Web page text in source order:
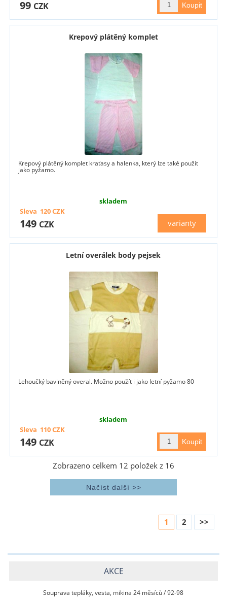
99 CZK
Krepový plátěný komplet
Krepový plátěný komplet kraťasy a halenka, který lze také použít
jako pyžamo.
skladem
varianty
149 CZK
Sleva 120CZK
Letní overálek body pejsek
Lehoučký bavlněný overal. Možno použít i jako letní pyžamo 80
skladem
149 CZK
Sleva 110CZK
Zobrazeno celkem 12 položek z 16
1 2 >>
AKCE
Souprava tepláky, vesta, mikina 24 měsíců / 92-98